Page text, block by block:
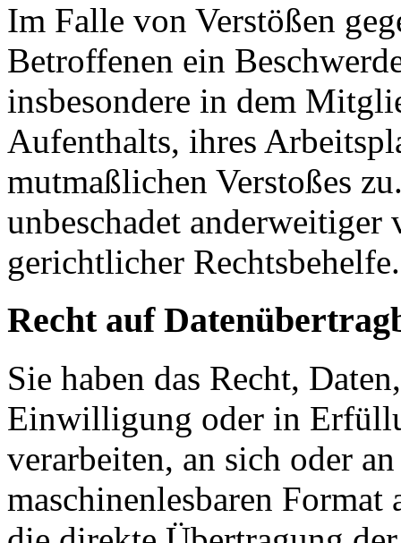
Im Falle von Verstößen
Betroffenen ein
insbesondere in dem
Aufenthalts, ihres
mutmaßlichen Verstoßes
unbeschadet
gerichtlicher Rechtsbehelfe.
Recht auf
Sie haben das Recht,
Einwilligung oder in
verarbeiten, an sich oder
maschinenlesbaren Format